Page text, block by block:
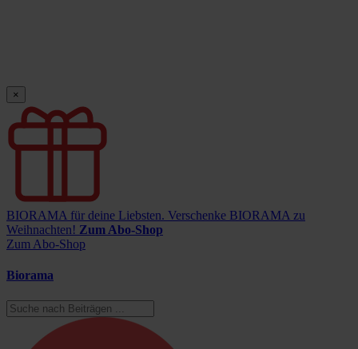
×
BIORAMA für deine Liebsten. Verschenke BIORAMA zu
Weihnachten! Zum Abo-Shop
Zum Abo-Shop
Biorama